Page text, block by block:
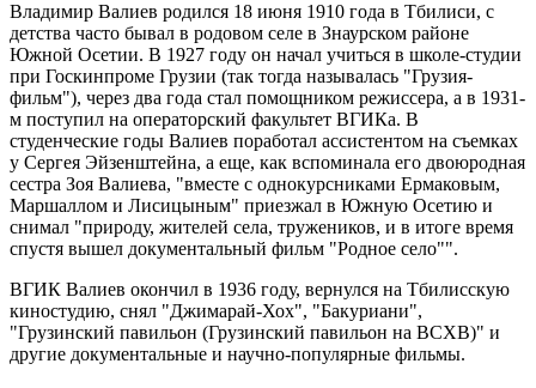
Владимир Валиев родился 18 июня 1910 года в Тбилиси, с
детства часто бывал в родовом селе в Знаурском районе
Южной Осетии. В 1927 году он начал учиться в школе-студии
при Госкинпроме Грузии (так тогда называлась "Грузия-
фильм"), через два года стал помощником режиссера, а в 1931-
м поступил на операторский факультет ВГИКа. В
студенческие годы Валиев поработал ассистентом на съемках
у Сергея Эйзенштейна, а еще, как вспоминала его двоюродная
сестра Зоя Валиева, "вместе с однокурсниками Ермаковым,
Маршаллом и Лисицыным" приезжал в Южную Осетию и
снимал "природу, жителей села, тружеников, и в итоге время
спустя вышел документальный фильм "Родное село"".
ВГИК Валиев окончил в 1936 году, вернулся на Тбилисскую
киностудию, снял "Джимарай-Хох", "Бакуриани",
"Грузинский павильон (Грузинский павильон на ВСХВ)" и
другие документальные и научно-популярные фильмы.